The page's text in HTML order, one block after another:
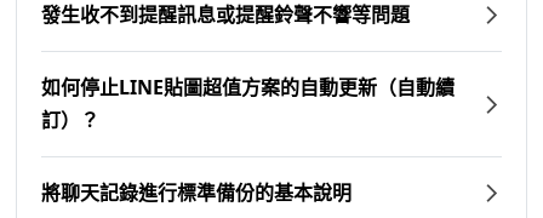
發生收不到提醒訊息或提醒鈴聲不響等問題
如何停止LINE貼圖超值方案的自動更新（自動續
訂）？
將聊天記錄進行標準備份的基本說明